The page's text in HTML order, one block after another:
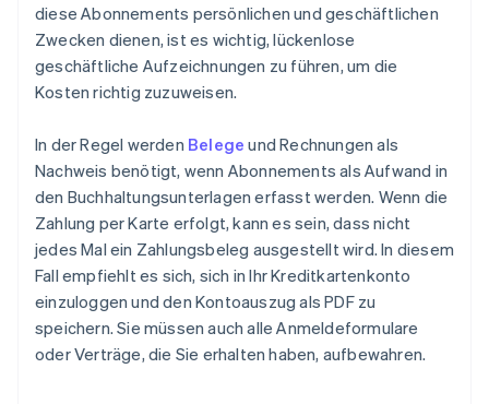
diese Abonnements persönlichen und geschäftlichen
Zwecken dienen, ist es wichtig, lückenlose
geschäftliche Aufzeichnungen zu führen, um die
Kosten richtig zuzuweisen.
In der Regel werden Belege und Rechnungen als
Nachweis benötigt, wenn Abonnements als Aufwand in
den Buchhaltungsunterlagen erfasst werden. Wenn die
Zahlung per Karte erfolgt, kann es sein, dass nicht
jedes Mal ein Zahlungsbeleg ausgestellt wird. In diesem
Fall empfiehlt es sich, sich in Ihr Kreditkartenkonto
einzuloggen und den Kontoauszug als PDF zu
speichern. Sie müssen auch alle Anmeldeformulare
oder Verträge, die Sie erhalten haben, aufbewahren.